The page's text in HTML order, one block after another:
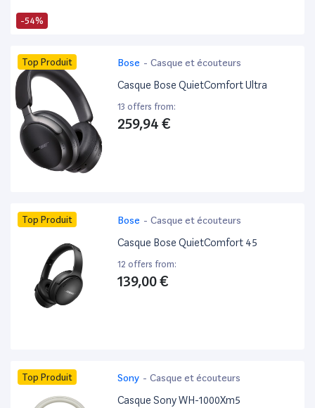
-54%
Top Produit Bose - Casque et écouteurs
Casque Bose QuietComfort Ultra
13 offers from:
259,94 €
Top Produit Bose - Casque et écouteurs
Casque Bose QuietComfort 45
12 offers from:
139,00 €
Top Produit Sony - Casque et écouteurs
Casque Sony WH-1000Xm5